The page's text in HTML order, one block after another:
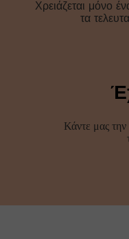
Χρειάζεται μόνο
τα
Κάντε μας